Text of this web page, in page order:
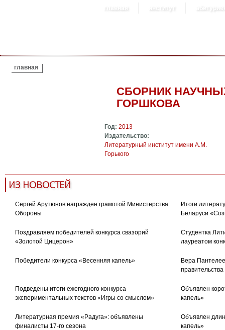
главная институт
ВЫ ЗДЕСЬ
главная
СБОРНИК
ГОРШКОВА
Год: 2013
Издательство:
Литературный институт имени А.М.
Горького
ИЗ НОВОСТЕЙ
Сергей Арутюнов награжден грамотой Министерства
Обороны
Итоги
Беларуси
Поздравляем победителей конкурса свазорий
«Золотой Цицерон»
Студентка
лауреатом
Победители конкурса «Весенняя капель»
Вера
Подведены итоги ежегодного конкурса
экспериментальных текстов «Игры со смыслом»
Объявлен
капель»
Литературная премия «Радуга»: объявлены
финалисты 17-го сезона
Объявлен
капель»